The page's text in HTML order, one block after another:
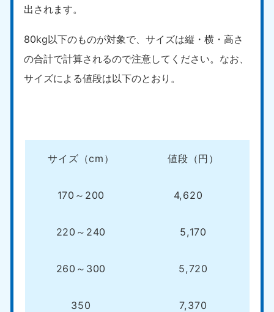
出されます。
80kg以下のものが対象で、サイズは縦・横・高さ
の合計で計算されるので注意してください。なお、
サイズによる値段は以下のとおり。
サイズ（cm） 値段（円）
170～200 4,620
220～240 5,170
260～300 5,720
350 7,370